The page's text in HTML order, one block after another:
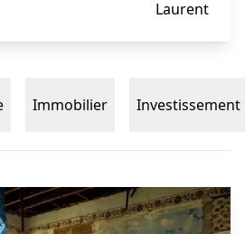
Laurent
Immobilier Investissement